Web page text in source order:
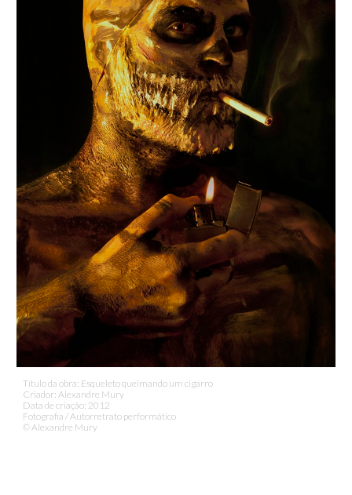
Título da obra: Esqueleto queimando um cigarro
Criador: Alexandre Mury
Data de criação: 2012
Fotografia / Autorretrato performático
© Alexandre Mury